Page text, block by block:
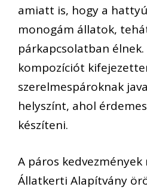
amiatt is, hogy a
monogám állatok,
párkapcsolatban
kompozíciót
szerelmespároknak
helyszínt, ahol
készíteni.
A páros
Állatkerti Alapítvány